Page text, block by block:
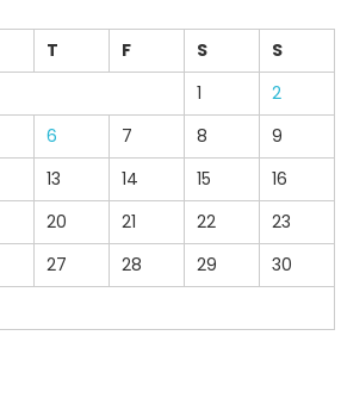
T F S
S
1
2
6 7 8
9
13 14 15
16
20 21 22
23
27 28 29
30